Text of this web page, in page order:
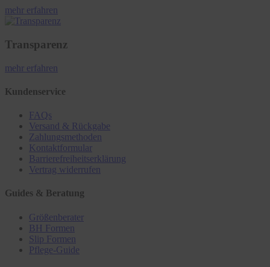
mehr erfahren
Transparenz
mehr erfahren
Kundenservice
FAQs
Versand & Rückgabe
Zahlungsmethoden
Kontaktformular
Barrierefreiheitserklärung
Vertrag widerrufen
Guides & Beratung
Größenberater
BH Formen
Slip Formen
Pflege-Guide